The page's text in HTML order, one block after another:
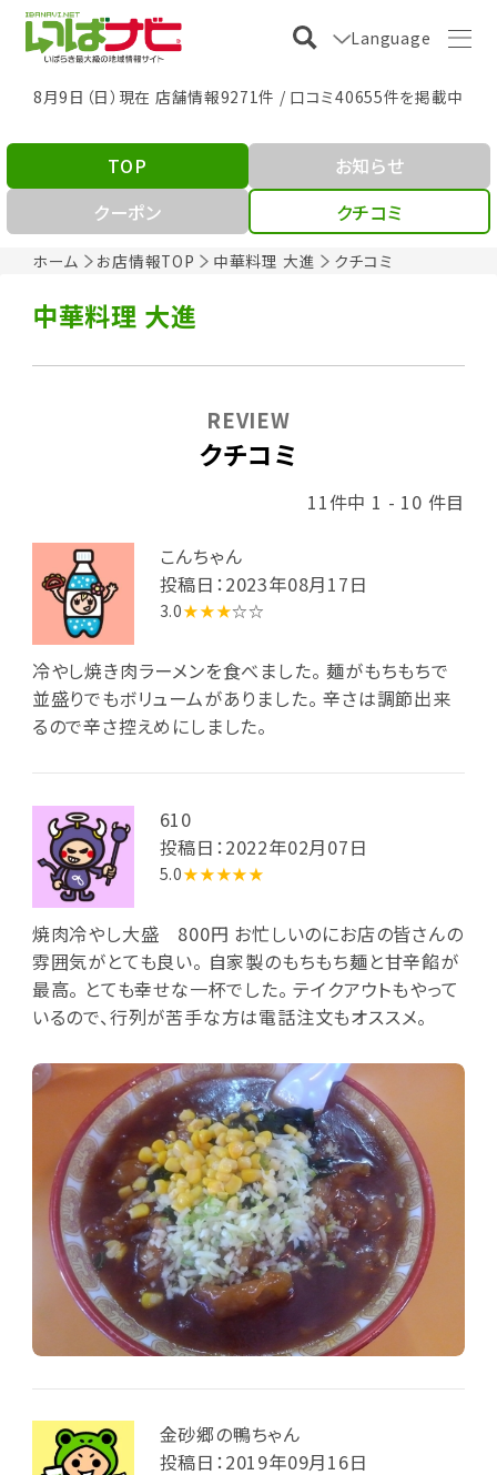
Language
8月9日（日）現在 店舗情報9271件 / 口コミ40655件を掲載中
ホーム お店情報TOP 中華料理 大進 クチコミ
TOP
お知らせ
クーポン
クチコミ
中華料理 大進
クチコミ
REVIEW
11件中 1 - 10 件目
こんちゃん
投稿日：2023年08月17日
3.0★★★☆☆
冷やし焼き肉ラーメンを食べました。 麺がもちもちで
並盛りでもボリュームがありました。 辛さは調節出来
るので辛さ控えめにしました。
610
投稿日：2022年02月07日
5.0★★★★★
焼肉冷やし大盛 800円 お忙しいのにお店の皆さんの
雰囲気がとても良い。 自家製のもちもち麺と甘辛餡が
最高。 とても幸せな一杯でした。 テイクアウトもやって
いるので、行列が苦手な方は電話注文もオススメ。
金砂郷の鴨ちゃん
投稿日：2019年09月16日